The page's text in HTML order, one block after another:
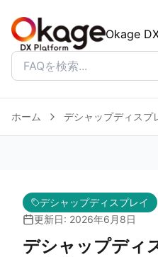
Okage
ホーム デシャップディスプ
デシャップディスプレイ
更新日: 2026年6月8日
デシャップディ